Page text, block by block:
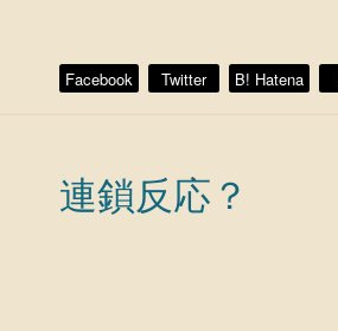
Facebook Twitter B! Hatena
連鎖反応？